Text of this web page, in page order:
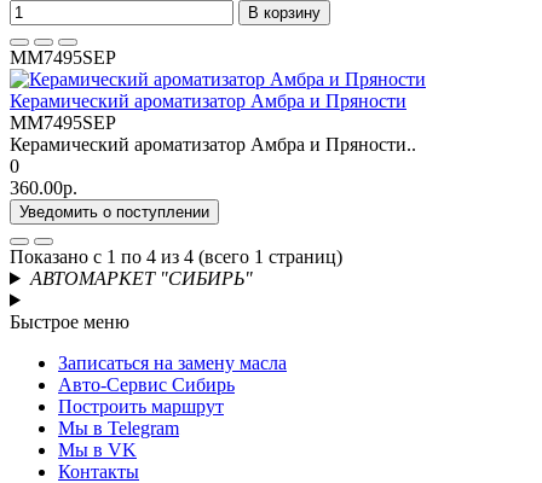
В корзину
MM7495SEP
Керамический ароматизатор Амбра и Пряности
MM7495SEP
Керамический ароматизатор Амбра и Пряности..
0
360.00р.
Уведомить о поступлении
Показано с 1 по 4 из 4 (всего 1 страниц)
АВТОМАРКЕТ "СИБИРЬ"
Быстрое меню
Записаться на замену масла
Авто-Сервис Сибирь
Построить маршрут
Мы в Telegram
Мы в VK
Контакты